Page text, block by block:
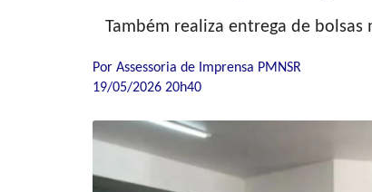
Também realiza entrega de
Por Assessoria de Imprensa PMNSR
19/05/2026 20h40